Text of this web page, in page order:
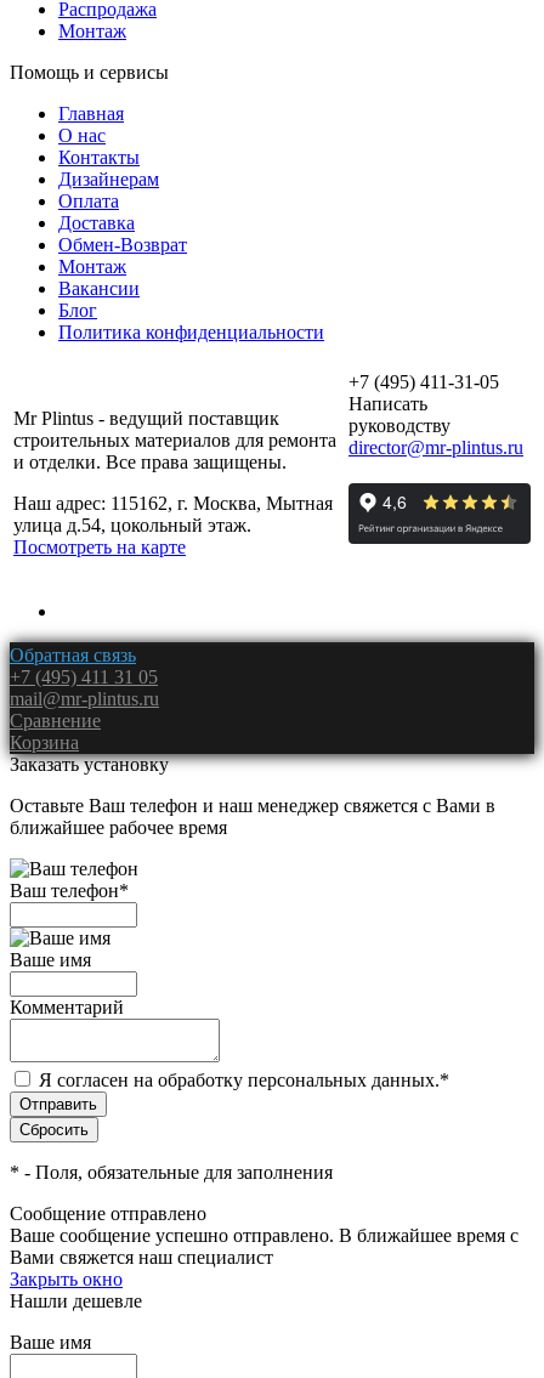
Распродажа
Монтаж
Помощь и сервисы
Главная
О нас
Контакты
Дизайнерам
Оплата
Доставка
Обмен-Возврат
Монтаж
Вакансии
Блог
Политика конфиденциальности
Mr Plintus - ведущий поставщик
строительных материалов для ремонта
и отделки. Все права защищены.
Наш адрес: 115162, г. Москва, Мытная
улица д.54, цокольный этаж.
Посмотреть на карте
+7 (495) 411-31-05
Написать
руководству
director@mr-plintus.ru
Обратная связь
+7 (495) 411 31 05
mail@mr-plintus.ru
Сравнение
Корзина
Заказать установку
Оставьте Ваш телефон и наш менеджер свяжется с Вами в
ближайшее рабочее время
Ваш телефон*
Ваше имя
Комментарий
Я согласен на обработку персональных данных.*
* - Поля, обязательные для заполнения
Сообщение отправлено
Ваше сообщение успешно отправлено. В ближайшее время с
Вами свяжется наш специалист
Закрыть окно
Нашли дешевле
Ваше имя